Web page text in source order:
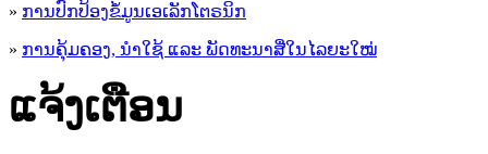
» ການ​ປົກ​ປ້ອງ​ຂໍ້​ມູນ​ເອ​ເລັກ​ໂຕ​ຣ​ນິກ
» ການຄຸ້ມຄອງ, ນໍາໃຊ້ ແລະ ພັດທະນາສື່ໃນໄລຍະໃໝ່
ແຈ້ງເຕືອນ